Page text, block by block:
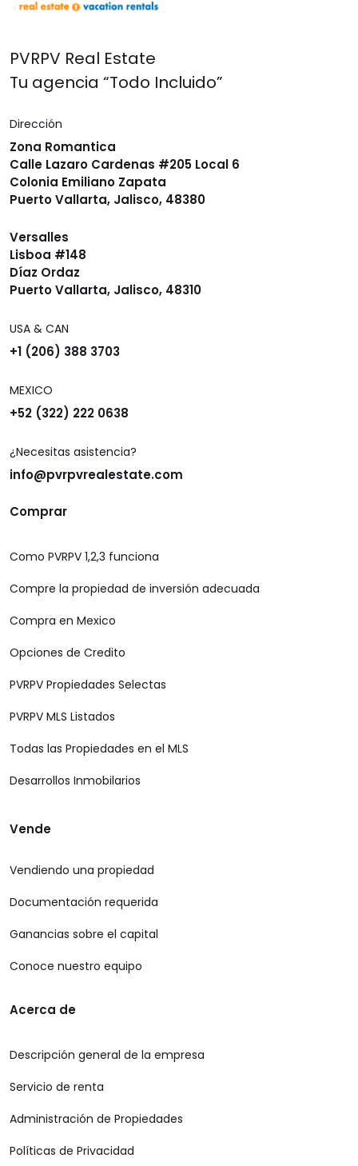
PVRPV Real Estate
Tu agencia “Todo Incluido”
Dirección
Zona Romantica
Calle Lazaro Cardenas #205 Local 6
Colonia Emiliano Zapata
Puerto Vallarta, Jalisco, 48380
Versalles
Lisboa #148
Díaz Ordaz
Puerto Vallarta, Jalisco, 48310
USA & CAN
+1 (206) 388 3703
MEXICO
+52 (322) 222 0638
¿Necesitas asistencia?
info@pvrpvrealestate.com
Comprar
Como PVRPV 1,2,3 funciona
Compre la propiedad de inversión adecuada
Compra en Mexico
Opciones de Credito
PVRPV Propiedades Selectas
PVRPV MLS Listados
Todas las Propiedades en el MLS
Desarrollos Inmobilarios
Vende
Vendiendo una propiedad
Documentación requerida
Ganancias sobre el capital
Conoce nuestro equipo
Acerca de
Descripción general de la empresa
Servicio de renta
Administración de Propiedades
Políticas de Privacidad